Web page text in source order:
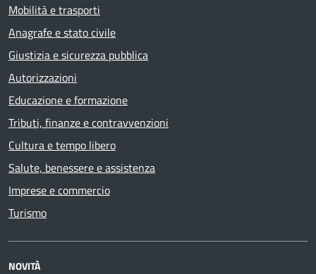
Mobilità e trasporti
Anagrafe e stato civile
Giustizia e sicurezza pubblica
Autorizzazioni
Educazione e formazione
Tributi, finanze e contravvenzioni
Cultura e tempo libero
Salute, benessere e assistenza
Imprese e commercio
Turismo
NOVITÀ